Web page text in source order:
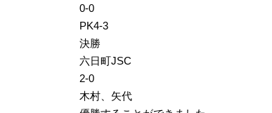
0-0
PK4-3
決勝
六日町JSC
2-0
木村、矢代